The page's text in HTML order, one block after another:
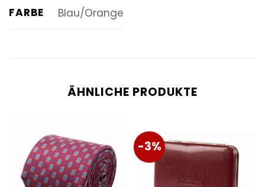
FARBE Blau/Orange
ÄHNLICHE PRODUKTE
-3%